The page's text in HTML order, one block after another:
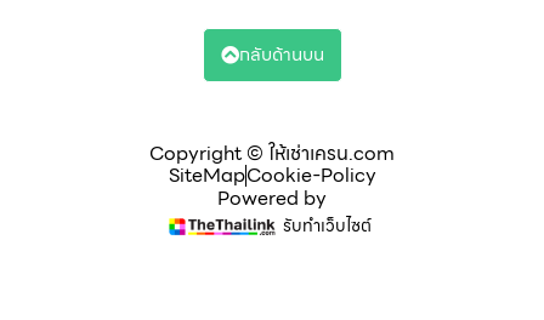
Copyright © ให้เช่าเครน.com
SiteMapCookie-Policy
Powered by
รับทำเว็บไซต์
กลับด้านบน